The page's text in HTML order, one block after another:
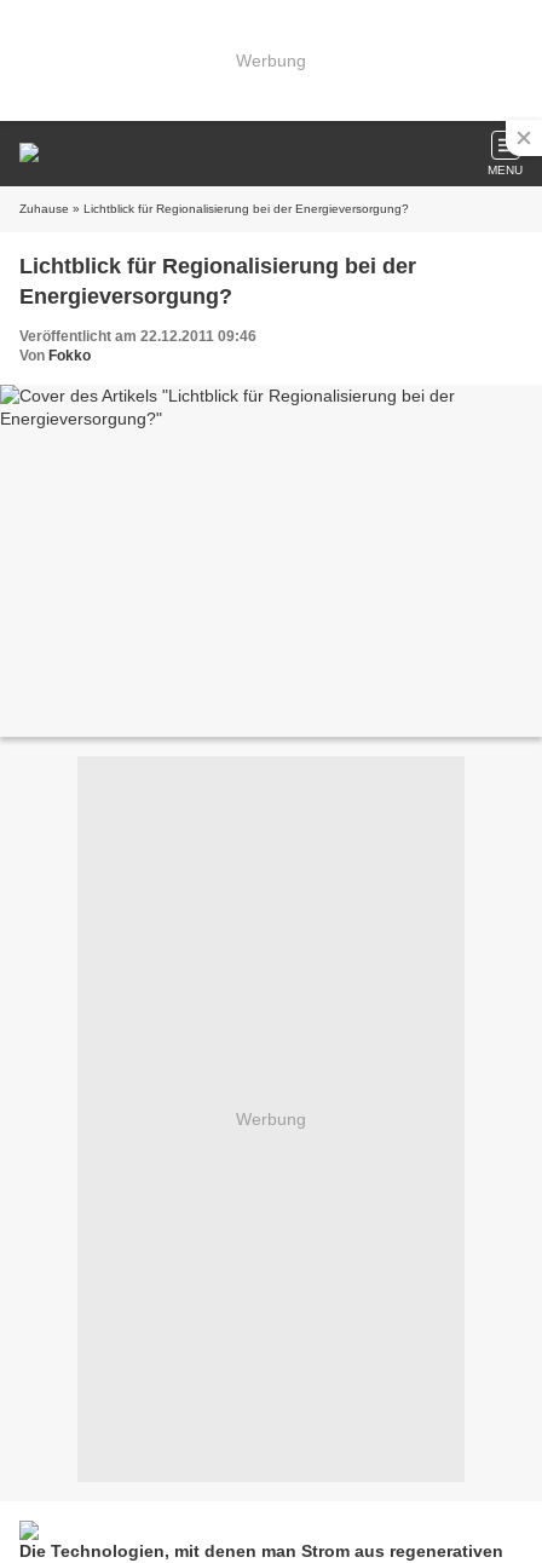
Werbung
MENU
Zuhause » Lichtblick für Regionalisierung bei der Energieversorgung?
Lichtblick für Regionalisierung bei der
Energieversorgung?
Veröffentlicht am 22.12.2011 09:46
Von Fokko
Werbung
Die Technologien, mit denen man Strom aus regenerativen